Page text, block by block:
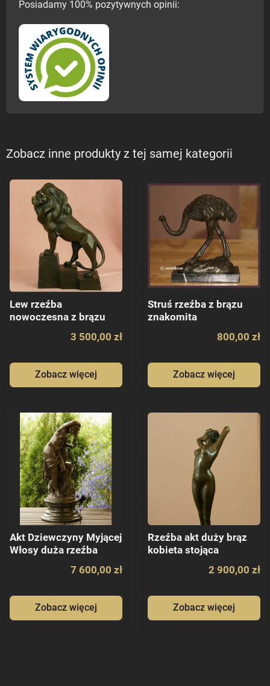
Posiadamy 100% pozytywnych opinii:
Zobacz inne produkty z tej samej kategorii
Lew rzeźba
nowoczesna z brązu
3 500,00 zł
Zobacz więcej
Struś rzeźba z brązu
znakomita
800,00 zł
Zobacz więcej
Akt Dziewczyny Myjącej
Włosy duża rzeźba
7 600,00 zł
Zobacz więcej
Rzeźba akt duży brąz
kobieta stojąca
2 900,00 zł
Zobacz więcej